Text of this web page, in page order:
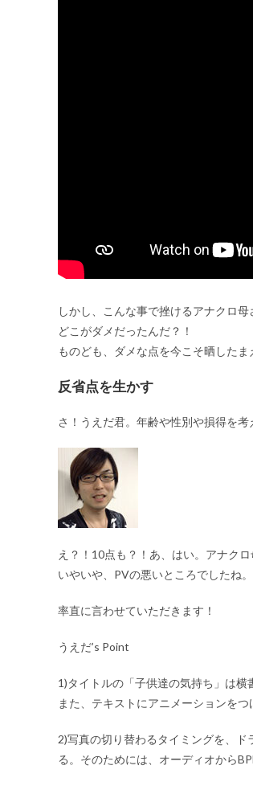
しかし、こんな事で挫けるアナクロ母
どこがダメだったんだ？！
ものども、ダメな点を今こそ晒したま
反省点を生かす
さ！うえだ君。年齢や性別や損得を
え？！10点も？！あ、はい。アナク
いやいや、PVの悪いところでしたね。
率直に言わせていただきます！
うえだ’s Point
1)タイトルの「子供達の気持ち」は横
また、テキストにアニメーションを
2)写真の切り替わるタイミングを、
る。そのためには、オーディオから